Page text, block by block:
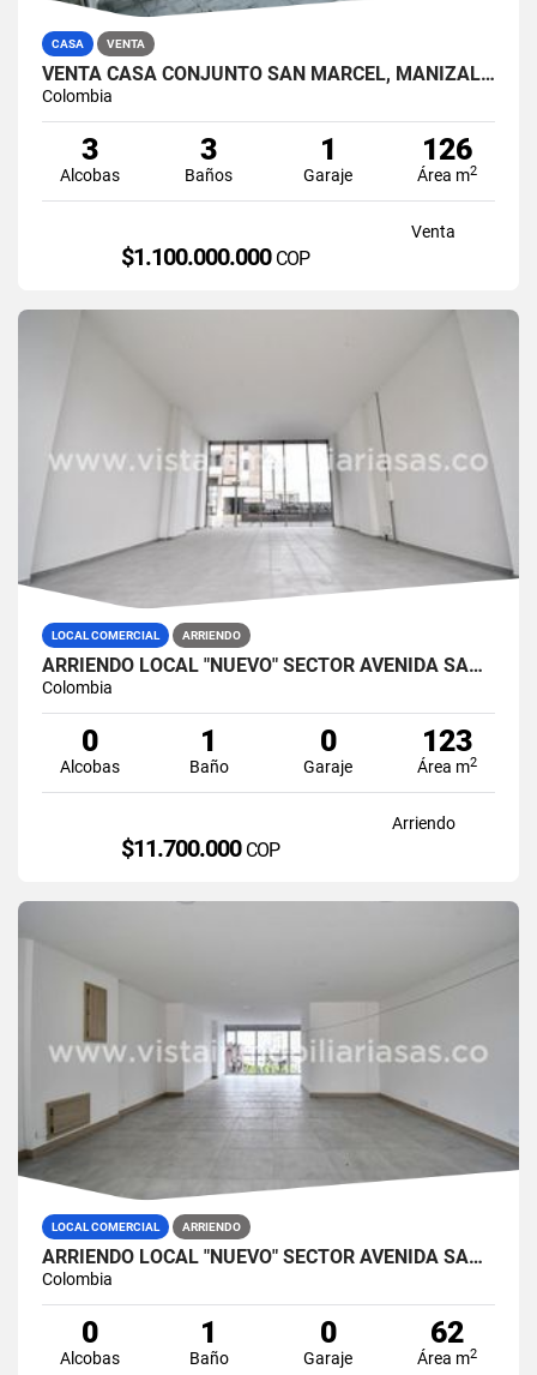
CASA VENTA
VENTA CASA CONJUNTO SAN MARCEL, MANIZALES
Colombia
3
Alcobas
3
Baños
1
Garaje
126
Área m2
Venta
$1.100.000.000 COP
LOCAL COMERCIAL ARRIENDO
ARRIENDO LOCAL "NUEVO" SECTOR AVENIDA SANTANDER, MANIZALES
Colombia
0
Alcobas
1
Baño
0
Garaje
123
Área m2
Arriendo
$11.700.000 COP
LOCAL COMERCIAL ARRIENDO
ARRIENDO LOCAL "NUEVO" SECTOR AVENIDA SANTANDER, MANIZALES
Colombia
0
Alcobas
1
Baño
0
Garaje
62
Área m2